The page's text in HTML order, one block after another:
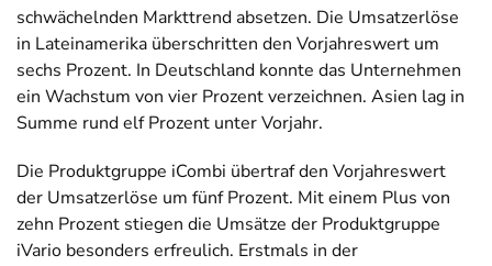
schwächelnden Markttrend absetzen. Die Umsatzerlöse
in Lateinamerika überschritten den Vorjahreswert um
sechs Prozent. In Deutschland konnte das Unternehmen
ein Wachstum von vier Prozent verzeichnen. Asien lag in
Summe rund elf Prozent unter Vorjahr.
Die Produktgruppe iCombi übertraf den Vorjahreswert
der Umsatzerlöse um fünf Prozent. Mit einem Plus von
zehn Prozent stiegen die Umsätze der Produktgruppe
iVario besonders erfreulich. Erstmals in der